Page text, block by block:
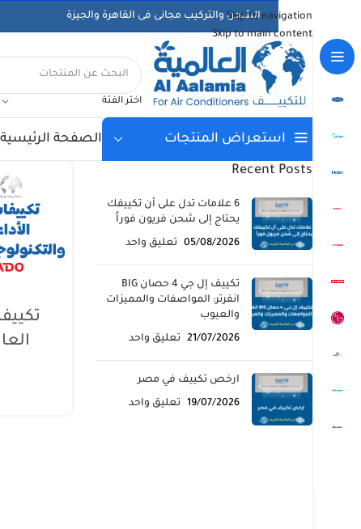
Skip to navigation
Skip to main content
الشحن والتركيب مجانى فى القاهرة والجيزة
اختر الفئة
استعراض المنتجات الصفحة الرئيسية
Recent Posts
6 علامات تدل على أن تكييفك
يحتاج إلى شحن فريون فوراً
05/08/2026 تعليق واحد
تكييف إل جي 4 حصان BIG
انفرتر: المواصفات والمميزات
والعيوب
21/07/2026 تعليق واحد
ارخص تكييف في مصر
19/07/2026 تعليق واحد